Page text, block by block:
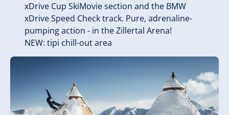
xDrive Cup SkiMovie section and the BMW
xDrive Speed Check track. Pure, adrenaline-
pumping action - in the Zillertal Arena!
NEW: tipi chill-out area